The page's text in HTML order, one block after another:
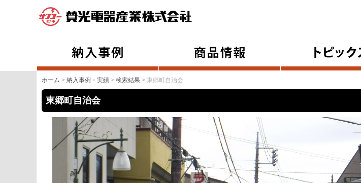
ホーム > 納入事例・実績 > 検索結果 > 東郷町自治会
東郷町自治会